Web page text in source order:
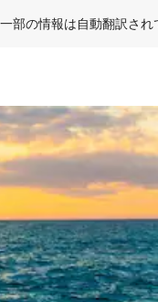
一部の情報は自動翻訳され